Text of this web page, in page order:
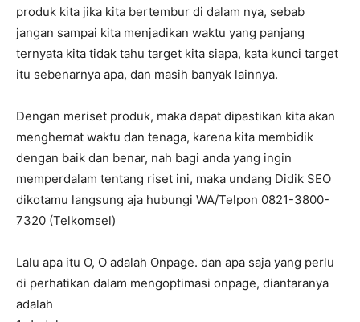
produk kita jika kita bertembur di dalam nya, sebab
jangan sampai kita menjadikan waktu yang panjang
ternyata kita tidak tahu target kita siapa, kata kunci target
itu sebenarnya apa, dan masih banyak lainnya.
Dengan meriset produk, maka dapat dipastikan kita akan
menghemat waktu dan tenaga, karena kita membidik
dengan baik dan benar, nah bagi anda yang ingin
memperdalam tentang riset ini, maka undang Didik SEO
dikotamu langsung aja hubungi WA/Telpon 0821-3800-
7320 (Telkomsel)
Lalu apa itu O, O adalah Onpage. dan apa saja yang perlu
di perhatikan dalam mengoptimasi onpage, diantaranya
adalah